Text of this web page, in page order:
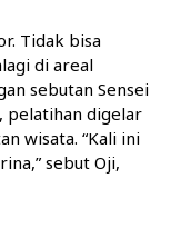
Tidak bisa
di areal
sebutan Sensei
pelatihan digelar
wisata. “Kali ini
sebut Oji,